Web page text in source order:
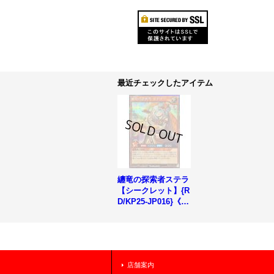
最近チェックしたアイテム
纏竜の探索者ステラ
【シークレット】{R
D/KP25-JP016}《R
店舗案内